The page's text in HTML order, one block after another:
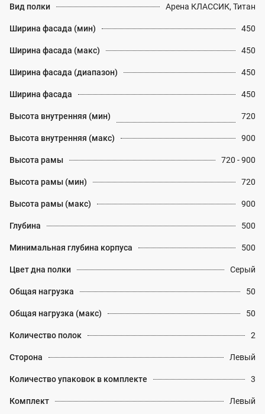
Вид полки Арена КЛАССИК, Титан
Ширина фасада (мин) 450
Ширина фасада (макс) 450
Ширина фасада (диапазон) 450
Ширина фасада 450
Высота внутренняя (мин) 720
Высота внутренняя (макс) 900
Высота рамы 720 - 900
Высота рамы (мин) 720
Высота рамы (макс) 900
Глубина 500
Минимальная глубина корпуса 500
Цвет дна полки Серый
Общая нагрузка 50
Общая нагрузка (макс) 50
Количество полок 2
Сторона Левый
Количество упаковок в комплекте 3
Комплект Левый